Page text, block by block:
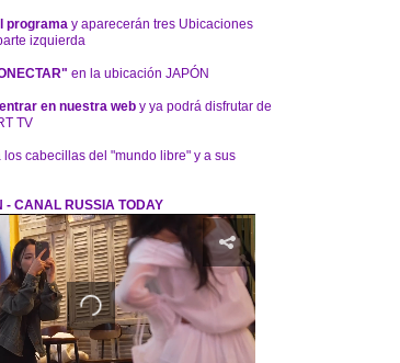
programa y aparecerán tres Ubicaciones
izquierda
en la ubicación JAPÓN
en nuestra web y ya podrá disfrutar de
TV
los cabecillas del "mundo libre" y a sus
- CANAL RUSSIA TODAY